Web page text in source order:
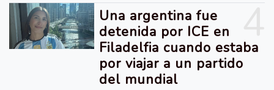
Una argentina fue
detenida por ICE en
Filadelfia cuando estaba
por viajar a un partido
del mundial